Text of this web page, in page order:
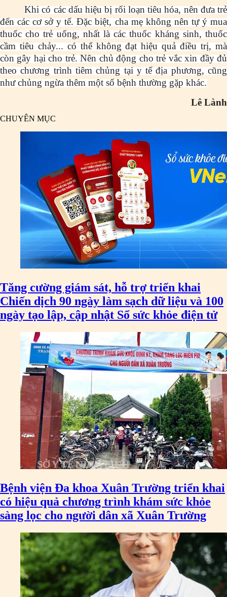
Khi có các dấu hiệu bị rối loạn tiêu hóa, nên đưa trẻ
đến các cơ sở y tế. Đặc biệt, cha mẹ không nên tự ý mua
thuốc cho trẻ uống, nhất là các thuốc kháng sinh, thuốc
cầm tiêu chảy... có thể không đạt hiệu quả điều trị, mà
còn gây hại cho trẻ. Nên chủ động cho trẻ vắc xin đầy đủ
theo chương trình tiêm chủng tại y tế địa phương, cũng
như chủng ngừa thêm một số bệnh thường gặp khác.
Lê Lành
CHUYÊN MỤC
Tăng cường giám sát, hỗ trợ triển khai
Chiến dịch 90 ngày làm sạch dữ liệu và 100
ngày tạo lập, cập nhật Sổ sức khỏe điện tử
Bệnh viện Đa khoa Xuân Trường triển khai
có hiệu quả chương trình khám sức khỏe
sàng lọc cho người dân xã Xuân Trường